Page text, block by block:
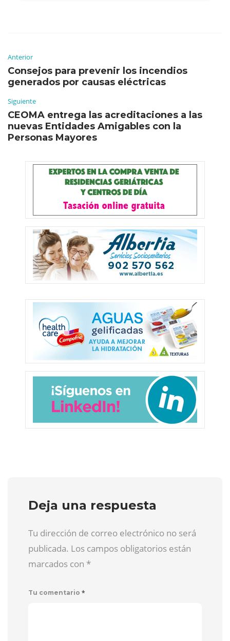
Anterior
Consejos para prevenir los incendios
generados por causas eléctricas
Siguiente
CEOMA entrega las acreditaciones a las
nuevas Entidades Amigables con la
Personas Mayores
Deja una respuesta
Tu dirección de correo electrónico no será
publicada. Los campos obligatorios están
marcados con *
Tu comentario *